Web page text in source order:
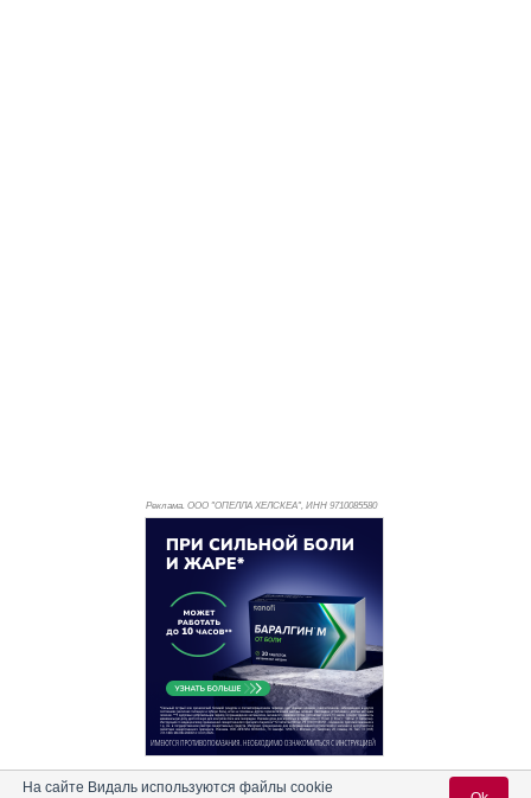
Реклама. ООО "ОПЕЛЛА ХЕЛСКЕА", ИНН 9710085580
На сайте Видаль используются файлы cookie